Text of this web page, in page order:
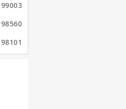
99003
98560
98101